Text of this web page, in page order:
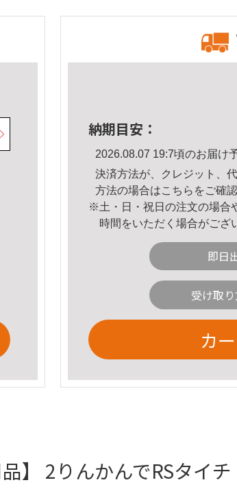
納期目安：
2026.08.07 19:7頃のお届け
決済方法が、クレジット、
方法の場合はこちら をご確
※土・日・祝日の注文の場合
時間をいただく場合がござ
即日
受け取
カ
】 2りんかんでRSタイ